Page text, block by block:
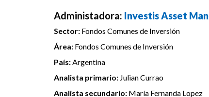
Administadora: Investis Asset
Sector: Fondos Comunes de Inversión
Área: Fondos Comunes de Inversión
País:Argentina
Analista primario: Julian Currao
Analista secundario: María Fernanda Lopez